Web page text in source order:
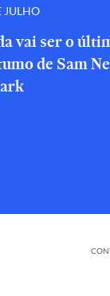
JULHO
vai ser o
de Sam